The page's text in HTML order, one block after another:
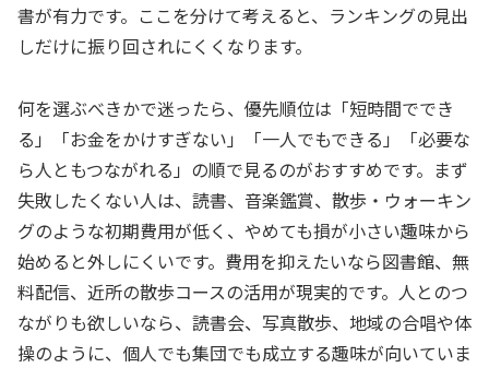
書が有力です。ここを分けて考えると、ランキングの見出
しだけに振り回されにくくなります。
何を選ぶべきかで迷ったら、優先順位は「短時間ででき
る」「お金をかけすぎない」「一人でもできる」「必要な
ら人ともつながれる」の順で見るのがおすすめです。まず
失敗したくない人は、読書、音楽鑑賞、散歩・ウォーキン
グのような初期費用が低く、やめても損が小さい趣味から
始めると外しにくいです。費用を抑えたいなら図書館、無
料配信、近所の散歩コースの活用が現実的です。人とのつ
ながりも欲しいなら、読書会、写真散歩、地域の合唱や体
操のように、個人でも集団でも成立する趣味が向いていま